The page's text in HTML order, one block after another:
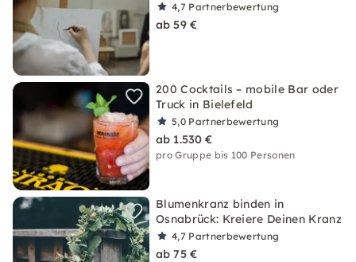
4,7 Partnerbewertung
ab 59 €
200 Cocktails – mobile Bar oder
Truck in Bielefeld
5,0 Partnerbewertung
ab 1.530 €
pro Gruppe bis 100 Personen
Blumenkranz binden in
Osnabrück: Kreiere Deinen Kranz
4,7 Partnerbewertung
ab 75 €